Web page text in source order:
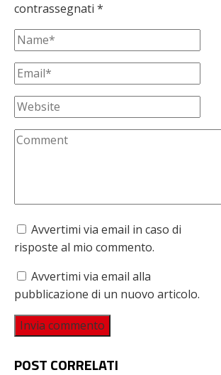
contrassegnati *
Avvertimi via email in caso di
risposte al mio commento.
Avvertimi via email alla
pubblicazione di un nuovo articolo.
POST CORRELATI